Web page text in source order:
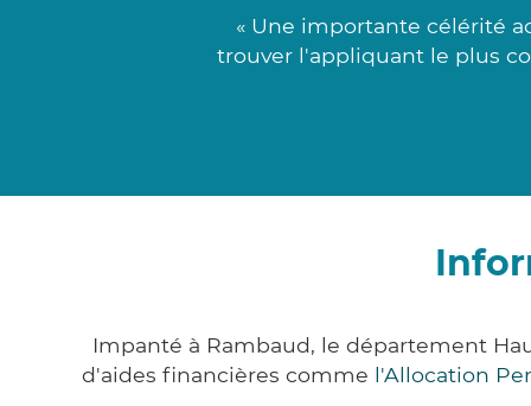
« Une importante célérité
trouver l'appliquant le plus
Impanté à Rambaud, le département
d'aides financières comme l'Allocation